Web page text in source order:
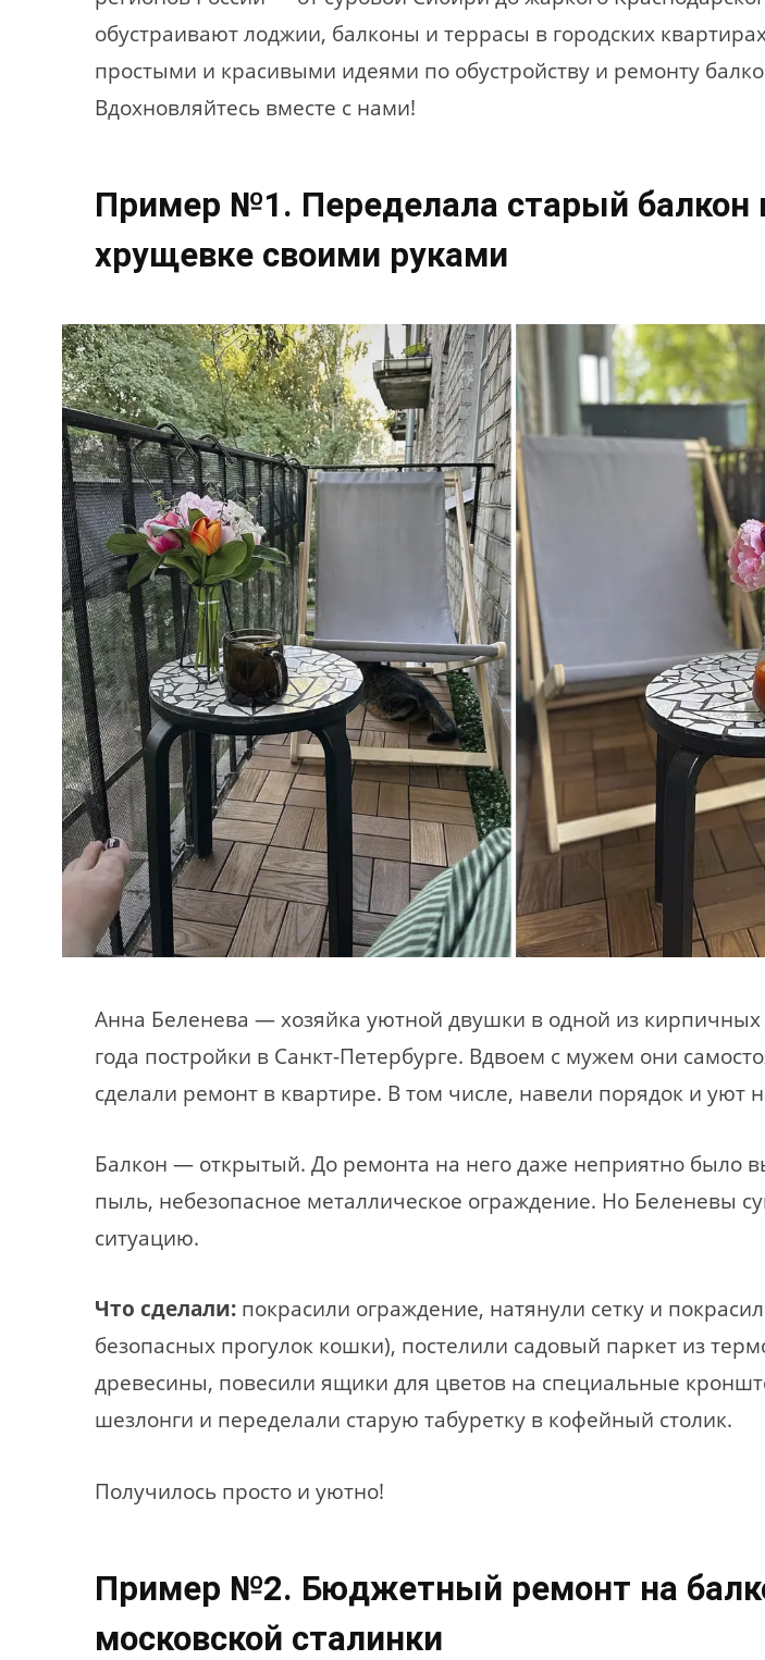
обустраивают лоджии, балконы и террасы в городских
простыми и красивыми идеями по обустройству и ремонту
Вдохновляйтесь вместе с нами!
Пример №1. Переделала старый балкон
хрущевке своими руками
Анна Беленева — хозяйка уютной двушки в одной из
года постройки в Санкт-Петербурге. Вдвоем с мужем они
сделали ремонт в квартире. В том числе, навели порядок и уют
Балкон — открытый. До ремонта на него даже неприятно было
пыль, небезопасное металлическое ограждение. Но Беленевы
ситуацию.
Что сделали: покрасили ограждение, натянули сетку и
безопасных прогулок кошки), постелили садовый паркет из
древесины, повесили ящики для цветов на специальные
шезлонги и переделали старую табуретку в кофейный столик.
Получилось просто и уютно!
Пример №2. Бюджетный ремонт на
московской сталинки